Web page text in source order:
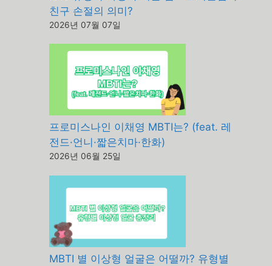
친구 손절의 의미?
2026년 07월 07일
프로미스나인 이채영 MBTI는? (feat. 레
전드·언니·짧은치마·한화)
2026년 06월 25일
MBTI 별 이상형 얼굴은 어떨까? 유형별